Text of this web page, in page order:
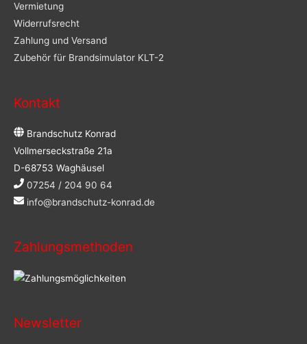
Vermietung
Widerrufsrecht
Zahlung und Versand
Zubehör für Brandsimulator KLT-2
Kontakt
Brandschutz Konrad
Vollmerseckstraße 21a
D-68753 Waghäusel
07254 / 204 90 64
info@brandschutz-konrad.de
Zahlungsmethoden
Newsletter